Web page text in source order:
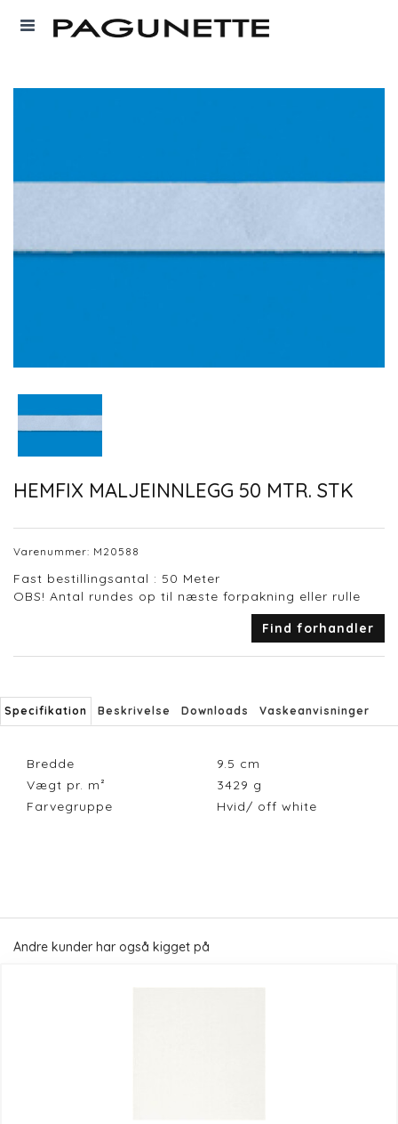
HEMFIX MALJEINNLEGG 50 MTR. STK
Varenummer: M20588
Fast bestillingsantal : 50 Meter
OBS! Antal rundes op til næste forpakning eller rulle
Find forhandler
Specifikation Beskrivelse Downloads Vaskeanvisninger
Bredde 9.5 cm
Vægt pr. m²
3429 g
Farvegruppe
Hvid/ off white
Andre kunder har også kigget på